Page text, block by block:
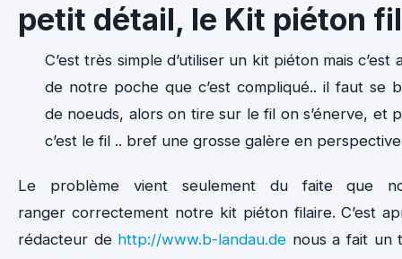
petit détail, le Kit piéton
C’est très simple d’utiliser un kit piéton mais
de notre poche que c’est compliqué.. il faut se
de noeuds, alors on tire sur le fil on s’énerve, et
c’est le fil .. bref une grosse galère en
Le problème vient seulement du faite que
ranger correctement notre kit piéton filaire. C’est
rédacteur de http://www.b-landau.de nous a fait un